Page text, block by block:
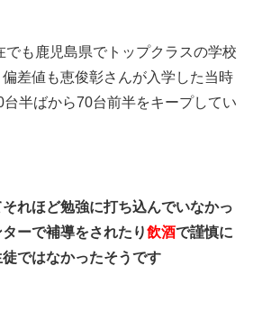
でも鹿児島県でトップクラスの学校
差値も恵俊彰さんが入学した当時
半ばから70台前半をキープしてい
れほど勉強に打ち込んでいなかっ
ーで補導をされたり飲酒で謹慎に
ではなかったそうです